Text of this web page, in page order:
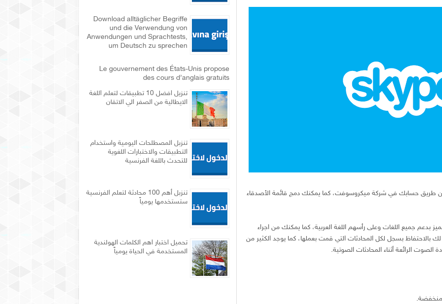
حسابك في شركة ميكروسوفت، كما يمكنك دمج قائمة الأصدقاء
بدعم جميع اللغات وعلى رأسهم اللغة العربية، كما يمكنك من اجراء
بالاحتفاظ بسجل لكل المحادثات التي قمت بعملها، كما يوجد الكثير من
الرائعة أثناء المحادثات الصوتية.
منخفضة.
Download alltäglicher Begriffe
und die Verwendung von
Anwendungen und Sprachtests,
um Deutsch zu sprechen
Le gouvernement des États-Unis propose
des cours d’anglais gratuits
تنزيل افضل 10 تطبيقات لتعلم اللغة
الايطالية من الصفر الي الاتقان
تنزبل المصطلحات اليومية واستخدام
التطبيقات والاختبارات اللغوية
للتحدث باللغة الفرنسية
تنزبل أهم 100 محادثة لتعلم الفرنسية
ستستخدمها يومياً
تحميل اختبار اهم الكلمات الهولندية
المستخدمة في الحياة يومياً